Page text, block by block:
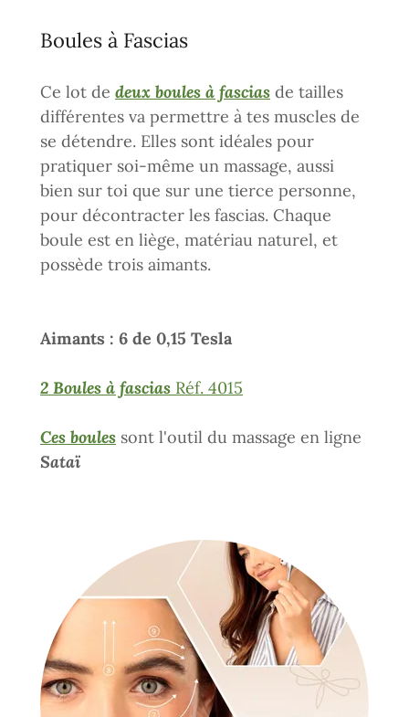
Boules à Fascias
Ce lot de deux boules à fascias de tailles
différentes va permettre à tes muscles de
se détendre. Elles sont idéales pour
pratiquer soi-même un massage, aussi
bien sur toi que sur une tierce personne,
pour décontracter les fascias. Chaque
boule est en liège, matériau naturel, et
possède trois aimants.
Aimants : 6 de 0,15 Tesla
2 Boules à fascias Réf. 4015
Ces boules sont l'outil du massage en ligne
Sataï